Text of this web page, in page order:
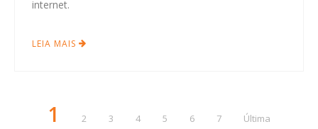
internet.
LEIA MAIS
1 2 3 4 5 6 7 Última